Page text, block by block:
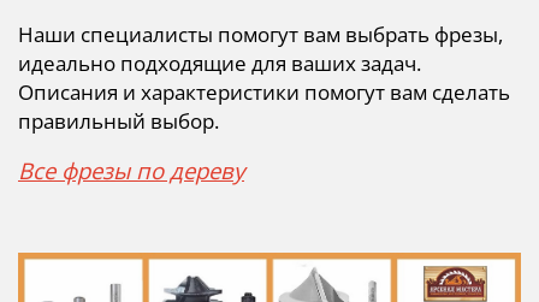
Наши специалисты помогут вам выбрать фрезы,
идеально подходящие для ваших задач.
Описания и характеристики помогут вам сделать
правильный выбор.
Все фрезы по дереву